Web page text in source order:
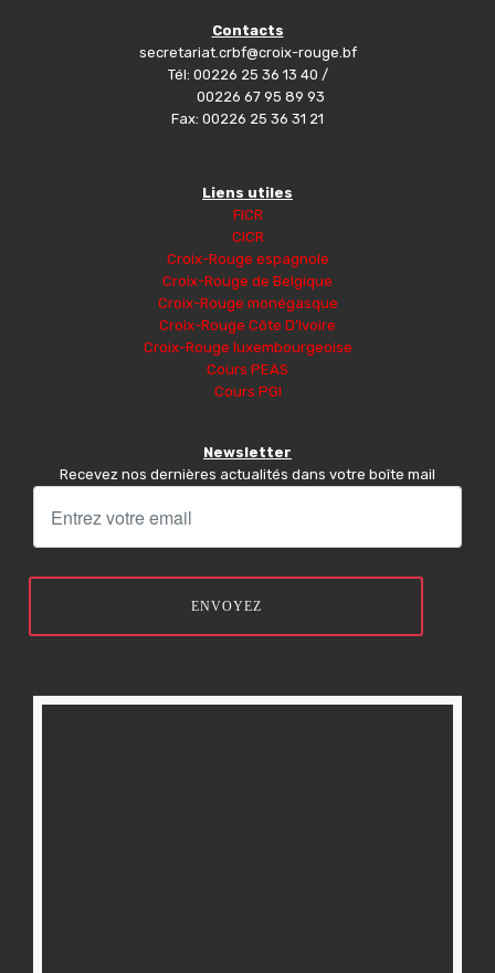
Contacts
secretariat.crbf@croix-rouge.bf
Tél: 00226 25 36 13 40 /
00226 67 95 89 93
Fax: 00226 25 36 31 21
Liens utiles
FICR
CICR
Croix-Rouge espagnole
Croix-Rouge de Belgique
Croix-Rouge monégasque
Croix-Rouge Côte D’Ivoire
Croix-Rouge luxembourgeoise
Cours PEAS
Cours PGI
Newsletter
Recevez nos dernières actualités dans votre boîte mail
ENVOYEZ